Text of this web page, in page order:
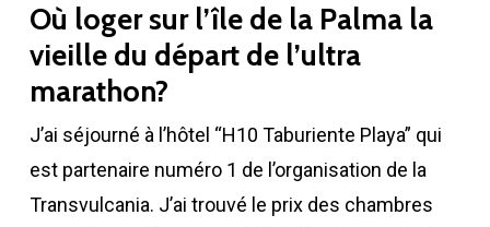
Où loger sur l’île de la Palma la
vieille du départ de l’ultra
marathon?
J’ai séjourné à l’hôtel “H10 Taburiente Playa” qui
est partenaire numéro 1 de l’organisation de la
Transvulcania. J’ai trouvé le prix des chambres